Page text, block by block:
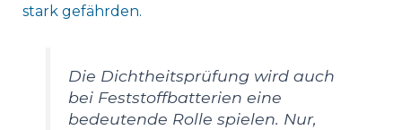
stark gefährden.
Die Dichtheitsprüfung wird auch
bei Feststoffbatterien eine
bedeutende Rolle spielen. Nur,